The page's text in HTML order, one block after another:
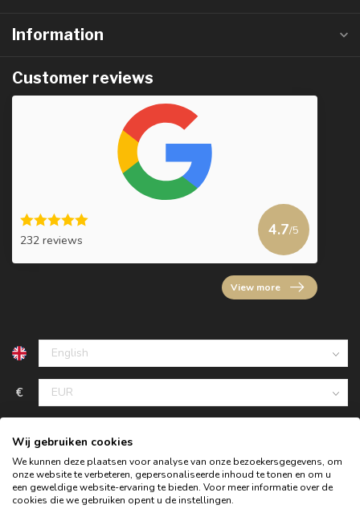
Information
Customer reviews
232 reviews
4.7/5
View more
€
Wij gebruiken cookies
We kunnen deze plaatsen voor analyse van onze bezoekersgegevens, om
onze website te verbeteren, gepersonaliseerde inhoud te tonen en om u
een geweldige website-ervaring te bieden. Voor meer informatie over de
cookies die we gebruiken opent u de instellingen.